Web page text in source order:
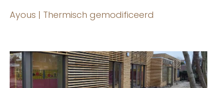
Ayous | Thermisch gemodificeerd